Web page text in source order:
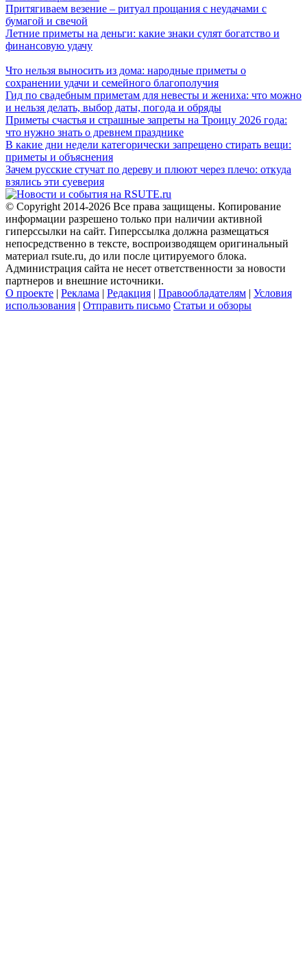
Притягиваем везение – ритуал прощания с неудачами с
бумагой и свечой
Летние приметы на деньги: какие знаки сулят богатство и
финансовую удачу
Что нельзя выносить из дома: народные приметы о
сохранении удачи и семейного благополучия
Гид по свадебным приметам для невесты и жениха: что можно
и нельзя делать, выбор даты, погода и обряды
Приметы счастья и страшные запреты на Троицу 2026 года:
что нужно знать о древнем празднике
В какие дни недели категорически запрещено стирать вещи:
приметы и объяснения
Зачем русские стучат по дереву и плюют через плечо: откуда
взялись эти суеверия
© Copyright 2014-2026 Все права защищены. Копирование
информации разрешено только при наличии активной
гиперссылки на сайт. Гиперссылка должна размещаться
непосредственно в тексте, воспроизводящем оригинальный
материал rsute.ru, до или после цитируемого блока.
Администрация сайта не несет ответственности за новости
партнеров и внешние источники.
О проекте | Реклама | Редакция | Правообладателям | Условия
использования | Отправить письмо Статьи и обзоры